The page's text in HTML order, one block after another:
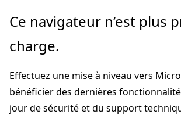
Passer
contenu
Ce navigateur n’est plus
charge.
Effectuez une mise à niveau vers
bénéficier des dernières
jour de sécurité et du support